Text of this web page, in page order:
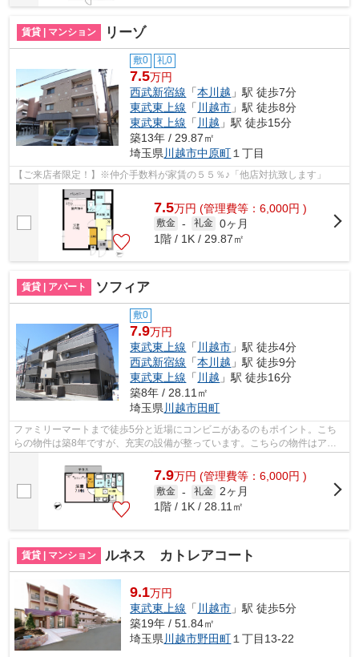
賃貸 | マンション リーゾ
敷0 礼0
7.5万円
西武新宿線 「本川越 」駅 徒歩7分
東武東上線 「 川越市 」駅 徒歩8分
東武東上線 「 川越 」駅 徒歩15分
築13年 / 29.87㎡
埼玉県 川越市中原町 １丁目
【ご来店者限定！】※仲介手数料が家賃の５５％♪「他店対抗致します」
7.5万円 (管理費等：6,000円 )
敷金 - 礼金 0ヶ月
1階 / 1K / 29.87㎡
賃貸 | アパート ソフィア
敷0
7.9万円
東武東上線 「 川越市 」駅 徒歩4分
西武新宿線 「本川越 」駅 徒歩9分
東武東上線 「 川越 」駅 徒歩16分
築8年 / 28.11㎡
埼玉県 川越市田町
ファミリーマートまで徒歩5分と近場にコンビニがあるのもポイント。こち
らの物件は築8年ですが、充実の設備が整っています。こちらの物件はアパ
ートです。賃貸情報でお困りの方は、当...
7.9万円 (管理費等：6,000円 )
敷金 - 礼金 2ヶ月
1階 / 1K / 28.11㎡
賃貸 | マンション ルネス カトレアコート
9.1万円
東武東上線 「 川越市 」駅 徒歩5分
築19年 / 51.84㎡
埼玉県 川越市野田町 １丁目13-22